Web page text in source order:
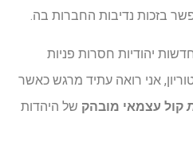
בזכות נדיבות החברות בה.
יהודיות חסרות פניות
אני רואה עתיד מרגש כאשר
קול עצמאי מובהק של היהדות